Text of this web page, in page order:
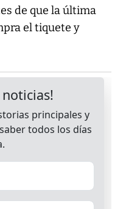
de que la última
el tiquete y